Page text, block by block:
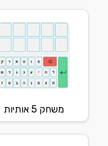
משחק 5 אותיות